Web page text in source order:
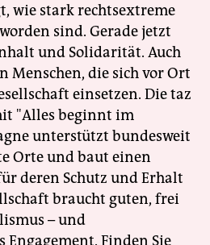
wie stark rechtsextreme
sind. Gerade jetzt
und Solidarität. Auch
Menschen, die sich vor Ort
einsetzen. Die taz
"Alles beginnt im
unterstützt bundesweit
Orte und baut einen
deren Schutz und Erhalt
braucht guten, frei
– und
Finden Sie